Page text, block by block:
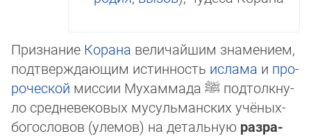
Признание Корана величайшим знамением,
подтверждающим ис­тин­ность ислама и про­
ро­ческой миссии Мухаммада ﷺ под­тол­кну­
ло сред­не­вековых мусульманских учё­ных-
бо­го­сло­вов (улемов) на деталь­ную раз­ра­